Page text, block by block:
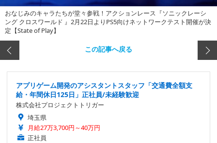
おなじみのキャラたちが堂々参戦！アクションレース『ソニックレーシ
ング クロスワールド 』2月22日よりPS5向けネットワークテスト開催が決
定【State of Play】
この記事へ戻る
アプリゲーム開発のアシスタントスタッフ「交通費全額支
給・年間休日125日」正社員/未経験歓迎
株式会社プロジェクトトリガー
埼玉県
月給27万3,700円～40万円
正社員